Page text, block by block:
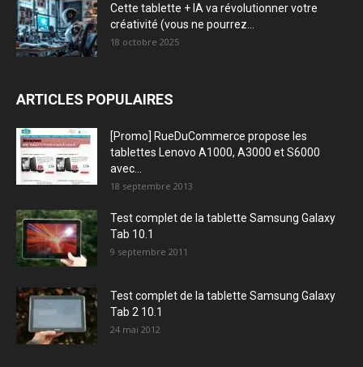
Cette tablette + IA va révolutionner votre
créativité (vous ne pourrez...
18 octobre 2025
ARTICLES POPULAIRES
[Promo] RueDuCommerce propose les
tablettes Lenovo A1000, A3000 et S6000
avec...
18 septembre 2013
Test complet de la tablette Samsung Galaxy
Tab 10.1
9 septembre 2011
Test complet de la tablette Samsung Galaxy
Tab 2 10.1
24 mai 2012